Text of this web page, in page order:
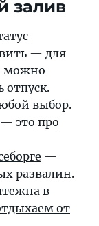
— для
можно
отпуск.
выбор.
— это про
—
развалин.
в
от